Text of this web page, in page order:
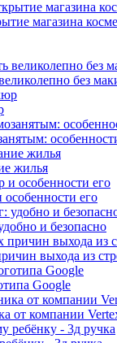
магазина
без
жилья
его
и безопасно
выхода из
Google
от компании